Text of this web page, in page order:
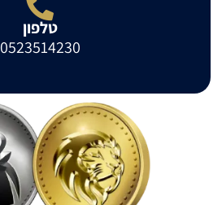
טלפון
0523514230